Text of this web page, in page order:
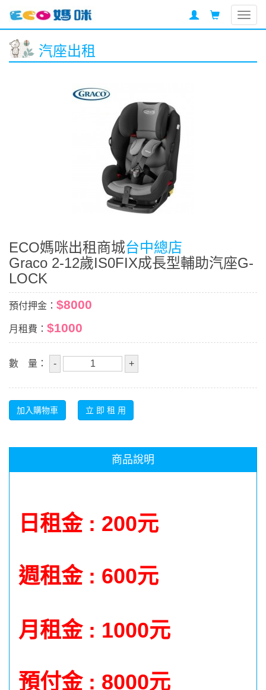
汽座出租
ECO媽咪出租商城台中總店
Graco 2-12歲IS0FIX成長型輔助汽座G-
LOCK
預付押金： $8000
月租費： $1000
數 量：
商品說明
日租金 : 200元
週租金 : 600元
月租金 : 1000元
預付金 : 8000元